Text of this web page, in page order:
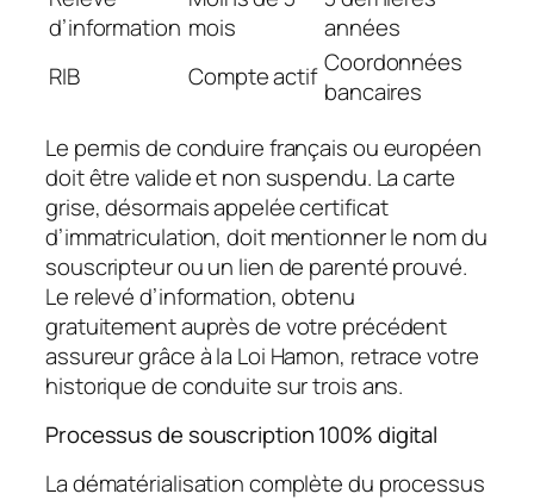
d’information mois
années
RIB
Compte actif Coordonnées
bancaires
Le permis de conduire français ou européen
doit être valide et non suspendu. La carte
grise, désormais appelée certificat
d’immatriculation, doit mentionner le nom du
souscripteur ou un lien de parenté prouvé.
Le relevé d’information, obtenu
gratuitement auprès de votre précédent
assureur grâce à la Loi Hamon, retrace votre
historique de conduite sur trois ans.
Processus de souscription 100% digital
La dématérialisation complète du processus